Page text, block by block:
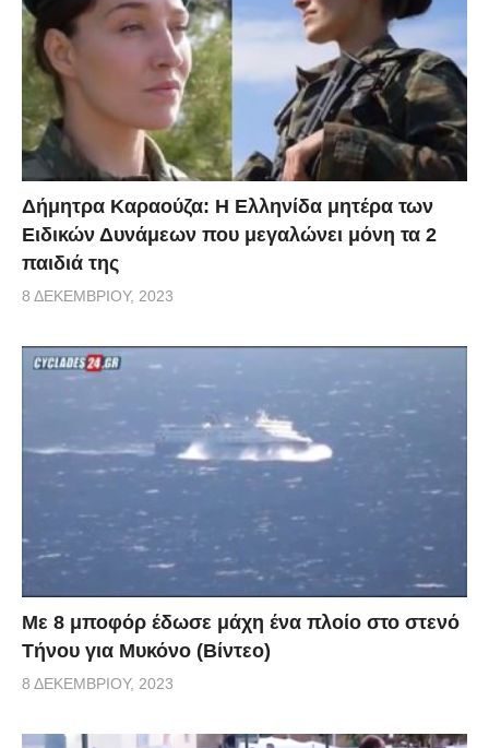
Δήμητρα Καραούζα: Η Ελληνίδα μητέρα των
Ειδικών Δυνάμεων που μεγαλώνει μόνη τα 2
παιδιά της
8 ΔΕΚΕΜΒΡΊΟΥ, 2023
Με 8 μποφόρ έδωσε μάχη ένα πλοίο στο στενό
Τήνου για Μυκόνο (Βίντεο)
8 ΔΕΚΕΜΒΡΊΟΥ, 2023